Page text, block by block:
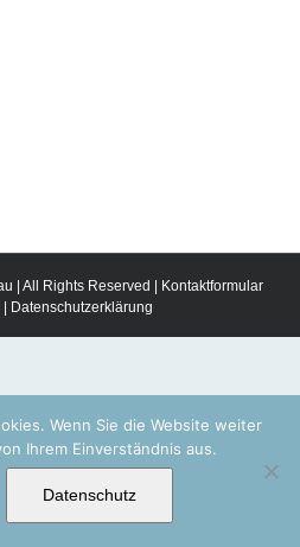
| All Rights Reserved | Kontaktformular
| Datenschutzerklärung
Wenn Sie die Website weiter
Ihrem Einverständnis aus.
Datenschutz